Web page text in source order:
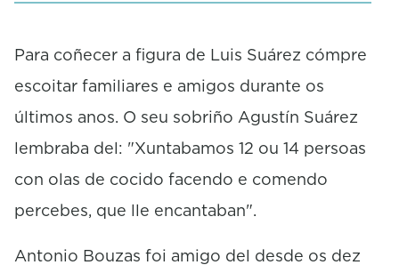
o
d
Para coñecer a figura de Luis Suárez cómpre
escoitar familiares e amigos durante os
últimos anos. O seu sobriño Agustín Suárez
lembraba del: "Xuntabamos 12 ou 14 persoas
con olas de cocido facendo e comendo
percebes, que lle encantaban".
Antonio Bouzas foi amigo del desde os dez